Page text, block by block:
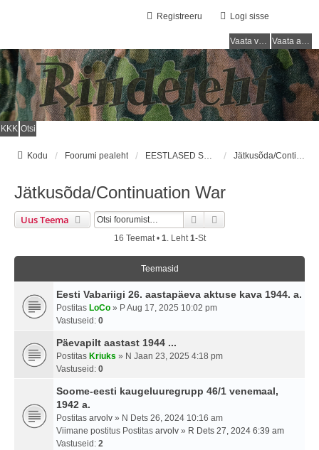
Logi sisse
Registreeru
Vaata vastamata teemasi Vaata aktiivseid teemasid
KKK Otsi
Kodu Foorumi pealeht EESTLASED SOOME ARMEES / ESTONIANS IN FINNISH ARMY Jätkusõda/Continuation War
Jätkusõda/Continuation War
Uus Teema Otsi
16 Teemat • 1. Leht1-st
Teemasid
Eesti Vabariigi 26. aastapäeva aktuse kava 1944. a.
Postitas LoCo » P Aug 17, 2025 10:02 pm
Vastuseid: 0
Päevapilt aastast 1944 ...
Postitas Kriuks » N Jaan 23, 2025 4:18 pm
Vastuseid: 0
Soome-eesti kaugeluuregrupp 46/1 venemaal,
1942 a.
Postitas arvolv » N Dets 26, 2024 10:16 am
Viimane postitus Postitas arvolv » R Dets 27, 2024 6:39 am
Vastuseid: 2